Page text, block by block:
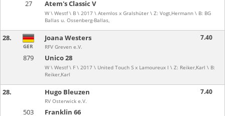
27 Atem's Classic V
W \ Westf \ B \ 2017 \ Atemlos x Gralshüter \ Z: Vogt,Hermann \ B: BG
Ballas u. Ossenberg-Ballas,
28.
879 Unico 28
W \ Westf \ F \ 2017 \ United Touch S x Lamoureux I \ Z: Reiker,Karl \ B:
Reiker,Karl
GER
Joana Westers
RFV Greven e.V.
7.40
28.
503 Franklin 66
Hugo Bleuzen
RV Osterwick e.V.
7.40